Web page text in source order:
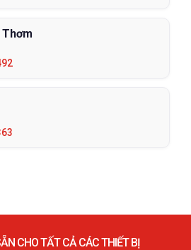
CHO TẤT CẢ CÁC THIẾT BỊ